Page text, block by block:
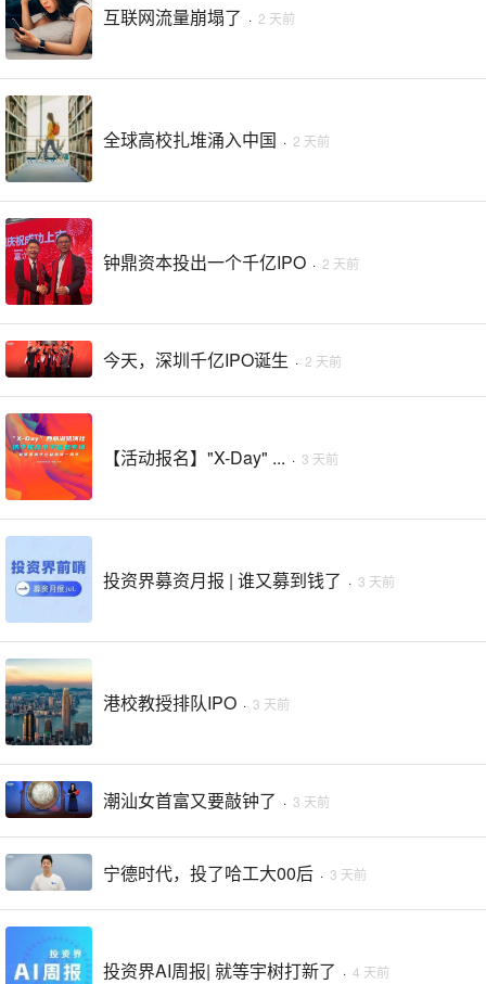
互联网流量崩塌了 · 2 天前
全球高校扎堆涌入中国 · 2 天前
钟鼎资本投出一个千亿IPO · 2 天前
今天，深圳千亿IPO诞生 · 2 天前
【活动报名】"X-Day" ... · 3 天前
投资界募资月报 | 谁又募到钱了 · 3 天前
港校教授排队IPO · 3 天前
潮汕女首富又要敲钟了 · 3 天前
宁德时代，投了哈工大00后 · 3 天前
投资界AI周报| 就等宇树打新了 · 4 天前